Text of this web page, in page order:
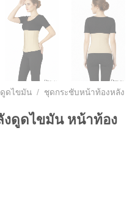
ดไขมัน / ชุดกระชับหน้าท้องหลัง
งดูดไขมัน หน้าท้อง